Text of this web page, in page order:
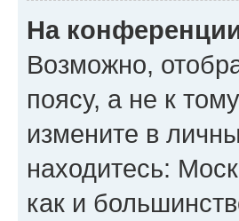
На
Возможно,
поясу, а не к
измените в
находитесь:
как и